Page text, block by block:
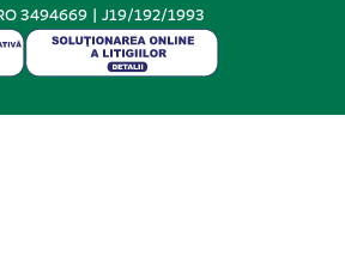
3494669 | J19/192/1993